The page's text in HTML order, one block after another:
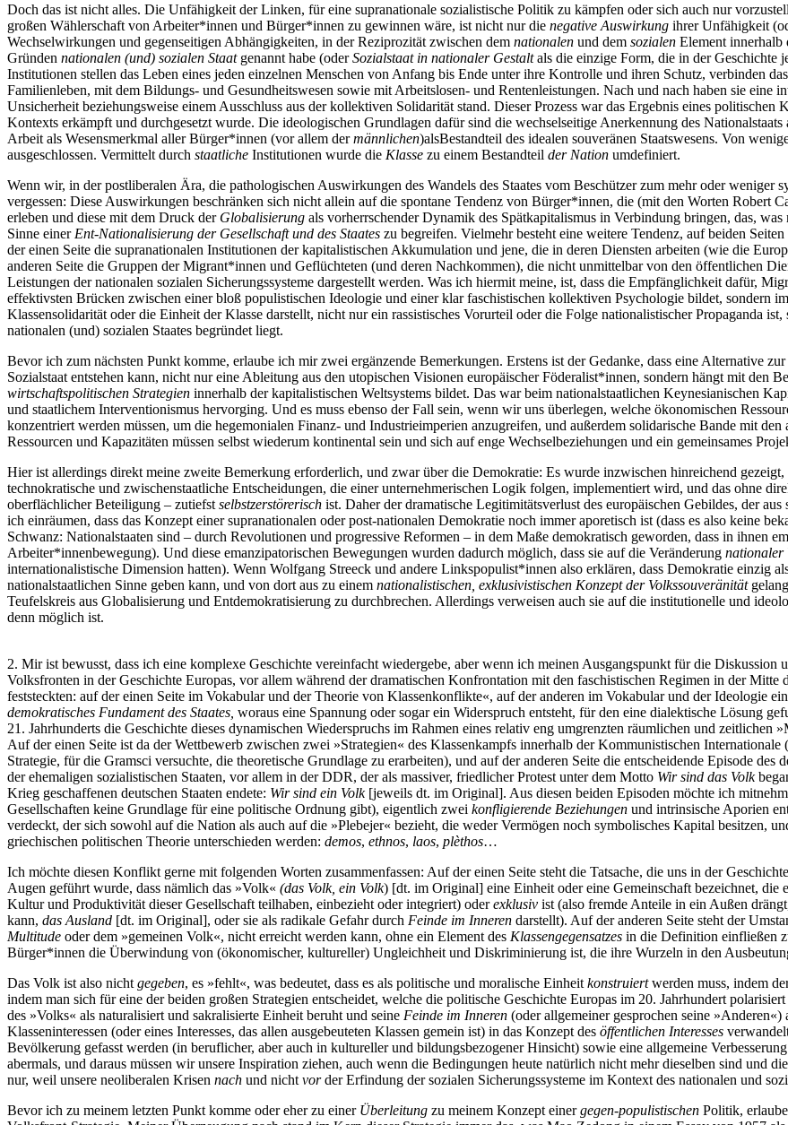
Doch das ist nicht alles. Die Unfähigkeit der Linken, für eine supranationale sozialistische Politik zu kämpfen oder sich auch nur
großen Wählerschaft von Arbeiter*innen und Bürger*innen zu gewinnen wäre, ist nicht nur die negative Auswirkung ihrer Unfähigkeit
Wechselwirkungen und gegenseitigen Abhängigkeiten, in der Reziprozität zwischen dem nationalen und dem sozialen Element innerhalb
Gründen nationalen (und) sozialen Staat genannt habe (oderSozialstaat in nationaler Gestaltals die einzige Form, die in der Geschichte
Institutionen stellen das Leben eines jeden einzelnen Menschen von Anfang bis Ende unter ihre Kontrolle und ihren Schutz, verbinden
Familienleben, mit dem Bildungs- und Gesundheitswesen sowie mit Arbeitslosen- und Rentenleistungen. Nach und nach haben sie eine
Unsicherheit beziehungsweise einem Ausschluss aus der kollektiven Solidarität stand. Dieser Prozess war das Ergebnis eines politischen
Kontexts erkämpft und durchgesetzt wurde. Die ideologischen Grundlagen dafür sind die wechselseitige Anerkennung des
Arbeit als Wesensmerkmal aller Bürger*innen (vor allem dermännlichen)alsBestandteil des idealen souveränen Staatswesens. Von
ausgeschlossen. Vermittelt durch staatliche Institutionen wurde die Klasse zu einem Bestandteil der Nation umdefiniert.
Wenn wir, in der postliberalen Ära, die pathologischen Auswirkungen des Wandels des Staates vom Beschützer zum mehr oder weniger
vergessen: Diese Auswirkungen beschränken sich nicht allein auf die spontane Tendenz von Bürger*innen, die (mit den Worten Robert
erleben und diese mit dem Druck der Globalisierung als vorherrschender Dynamik des Spätkapitalismus in Verbindung bringen, das, was
Sinne einer Ent-Nationalisierung der Gesellschaft und des Staates zu begreifen. Vielmehr besteht eine weitere Tendenz, auf beiden
der einen Seite die supranationalen Institutionen der kapitalistischen Akkumulation und jene, die in deren Diensten arbeiten (wie die
anderen Seite die Gruppen der Migrant*innen und Geflüchteten (und deren Nachkommen), die nicht unmittelbar von den öffentlichen
Leistungen der nationalen sozialen Sicherungssysteme dargestellt werden. Was ich hiermit meine, ist, dass die Empfänglichkeit dafür,
effektivsten Brücken zwischen einer bloß populistischen Ideologie und einer klar faschistischen kollektiven Psychologie bildet, sondern
Klassensolidarität oder die Einheit der Klasse darstellt, nicht nur ein rassistisches Vorurteil oder die Folge nationalistischer Propaganda
nationalen (und) sozialen Staates begründet liegt.
Bevor ich zum nächsten Punkt komme, erlaube ich mir zwei ergänzende Bemerkungen. Erstens ist der Gedanke, dass eine Alternative
Sozialstaat entstehen kann, nicht nur eine Ableitung aus den utopischen Visionen europäischer Föderalist*innen, sondern hängt mit den
wirtschaftspolitischen Strategien innerhalb der kapitalistischen Weltsystems bildet. Das war beim nationalstaatlichen Keynesianischen
und staatlichem Interventionismus hervorging. Und es muss ebenso der Fall sein, wenn wir uns überlegen, welche ökonomischen
konzentriert werden müssen, um die hegemonialen Finanz- und Industrieimperien anzugreifen, und außerdem solidarische Bande mit
Ressourcen und Kapazitäten müssen selbst wiederum kontinental sein und sich auf enge Wechselbeziehungen und ein gemeinsames
Hier ist allerdings direkt meine zweite Bemerkung erforderlich, und zwar über die Demokratie: Es wurde inzwischen hinreichend
technokratische und zwischenstaatliche Entscheidungen, die einer unternehmerischen Logik folgen, implementiert wird, und das ohne
oberflächlicher Beteiligung – zutiefst selbstzerstörerisch ist. Daher der dramatische Legitimitätsverlust des europäischen Gebildes, der
ich einräumen, dass das Konzept einer supranationalen oder post-nationalen Demokratie noch immer aporetisch ist (dass es also keine
Schwanz: Nationalstaaten sind – durch Revolutionen und progressive Reformen – in dem Maße demokratisch geworden, dass in ihnen
Arbeiter*innenbewegung). Und diese emanzipatorischen Bewegungen wurden dadurch möglich, dass sie auf die Veränderung nationaler
internationalistische Dimension hatten). Wenn Wolfgang Streeck und andere Linkspopulist*innen also erklären, dass Demokratie einzig
nationalstaatlichen Sinne geben kann, und von dort aus zu einem nationalistischen, exklusivistischen Konzept der Volkssouveränität
Teufelskreis aus Globalisierung und Entdemokratisierung zu durchbrechen. Allerdings verweisen auch sie auf die institutionelle und
denn möglich ist.
2. Mir ist bewusst, dass ich eine komplexe Geschichte vereinfacht wiedergebe, aber wenn ich meinen Ausgangspunkt für die Diskussion
Volksfronten in der Geschichte Europas, vor allem während der dramatischen Konfrontation mit den faschistischen Regimen in der Mitte
feststeckten: auf der einen Seite im Vokabular und der Theorie von Klassenkonflikte«, auf der anderen im Vokabular und der Ideologie
demokratisches Fundament des Staates, woraus eine Spannung oder sogar ein Widerspruch entsteht, für den eine dialektische Lösung
21. Jahrhunderts die Geschichte dieses dynamischen Wiederspruchs im Rahmen eines relativ eng umgrenzten räumlichen und
Auf der einen Seite ist da der Wettbewerb zwischen zwei »Strategien« des Klassenkampfs innerhalb der Kommunistischen
Strategie, für die Gramsci versuchte, die theoretische Grundlage zu erarbeiten), und auf der anderen Seite die entscheidende Episode
der ehemaligen sozialistischen Staaten, vor allem in der DDR, der als massiver, friedlicher Protest unter dem Motto Wir sind das Volk
Krieg geschaffenen deutschen Staaten endete: Wir sind ein Volk[jeweils dt. im Original]. Aus diesen beiden Episoden möchte ich
Gesellschaften keine Grundlage für eine politische Ordnung gibt), eigentlich zwei konfligierende Beziehungen und intrinsische Aporien
verdeckt, der sich sowohl auf die Nation als auch auf die »Plebejer« bezieht, die weder Vermögen noch symbolisches Kapital besitzen,
griechischen politischen Theorie unterschieden werden: demos, ethnos, laos, plèthos…
Ich möchte diesen Konflikt gerne mit folgenden Worten zusammenfassen: Auf der einen Seite steht die Tatsache, die uns in der
Augen geführt wurde, dass nämlich das »Volk« (das Volk, ein Volk) [dt. im Original] eine Einheit oder eine Gemeinschaft bezeichnet, die
Kultur und Produktivität dieser Gesellschaft teilhaben, einbezieht oder integriert) oderexklusiv ist (also fremde Anteile in ein Außen
kann, das Ausland [dt. im Original], oder sie als radikale Gefahr durch Feinde im Inneren darstellt). Auf der anderen Seite steht der
Multitude oder dem »gemeinen Volk«, nicht erreicht werden kann, ohne ein Element des Klassengegensatzes in die Definition einfließen
Bürger*innen die Überwindung von (ökonomischer, kultureller) Ungleichheit und Diskriminierung ist, die ihre Wurzeln in den
Das Volk ist also nicht gegeben, es »fehlt«, was bedeutet, dass es als politische und moralische Einheit konstruiertwerden muss, indem
indem man sich für eine der beiden großen Strategien entscheidet, welche die politische Geschichte Europas im 20. Jahrhundert
des »Volks« als naturalisiert und sakralisierte Einheit beruht und seine Feinde im Inneren (oder allgemeiner gesprochen seine
Klasseninteressen (oder eines Interesses, das allen ausgebeuteten Klassen gemein ist) in das Konzept des öffentlichen Interesses
Bevölkerung gefasst werden (in beruflicher, aber auch in kultureller und bildungsbezogener Hinsicht) sowie eine allgemeine
abermals, und daraus müssen wir unsere Inspiration ziehen, auch wenn die Bedingungen heute natürlich nicht mehr dieselben sind und
nur, weil unsere neoliberalen Krisen nach und nicht vorder Erfindung der sozialen Sicherungssysteme im Kontext des nationalen und
Bevor ich zu meinem letzten Punkt komme oder eher zu einer Überleitung zu meinem Konzept einergegen-populistischen Politik,